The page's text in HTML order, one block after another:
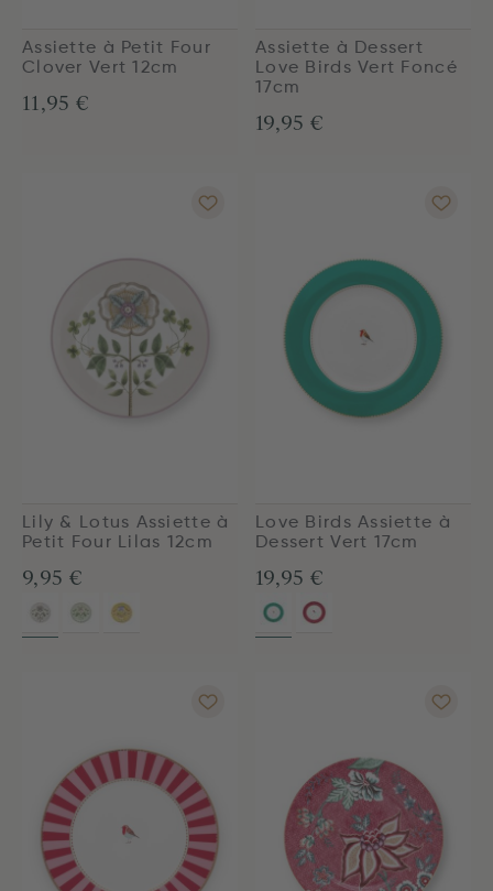
Assiette à Petit Four
Clover Vert 12cm
11,95 €
Assiette à Dessert
Love Birds Vert Foncé
17cm
19,95 €
Lily & Lotus Assiette à
Petit Four Lilas 12cm
9,95 €
Love Birds Assiette à
Dessert Vert 17cm
19,95 €